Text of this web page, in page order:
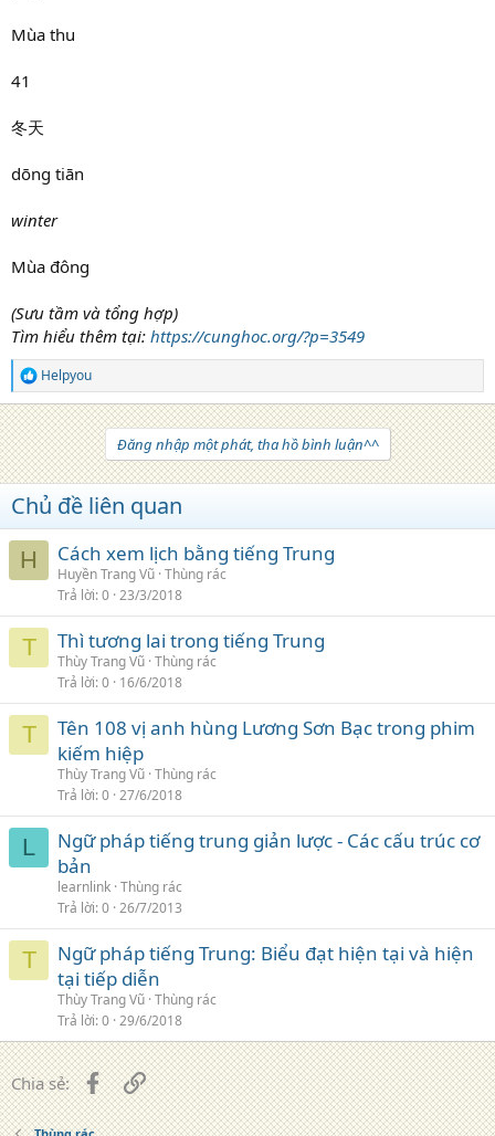
Mùa thu
41
冬天
dōng tiān
winter
Mùa đông
(Sưu tầm và tổng hợp)
Tìm hiểu thêm tại: https://cunghoc.org/?p=3549
R
e
a
c
t
i
o
n
:
Helpyou
Đăng nhập một phát, tha hồ bình luận^^
Chủ đề liên quan
H Cách xem lịch bằng tiếng Trung
Huyền Trang Vũ Thùng rác
Trả lời 0 23/3/2018
T Thì tương lai trong tiếng Trung
Thùy Trang Vũ Thùng rác
Trả lời 0 16/6/2018
T
Tên 108 vị anh hùng Lương Sơn Bạc trong phim
kiếm hiệp
Thùy Trang Vũ Thùng rác
Trả lời 0 27/6/2018
L
Ngữ pháp tiếng trung giản lược - Các cấu trúc cơ
bản
learnlink Thùng rác
Trả lời 0 26/7/2013
T
Ngữ pháp tiếng Trung: Biểu đạt hiện tại và hiện
tại tiếp diễn
Thùy Trang Vũ Thùng rác
Trả lời 0 29/6/2018
Chia sẻ: FacebookLiên kết